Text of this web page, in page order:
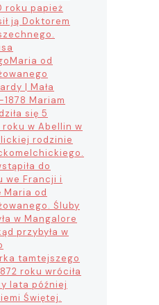
roku papież
ją Doktorem
Maria od
| Mała
Mariam
się 5
w Abellin w
rodzinie
do
we Francji i
Maria od
Śluby
w Mangalore
przybyła w
tamtejszego
roku wróciła
lata później
Świętej.